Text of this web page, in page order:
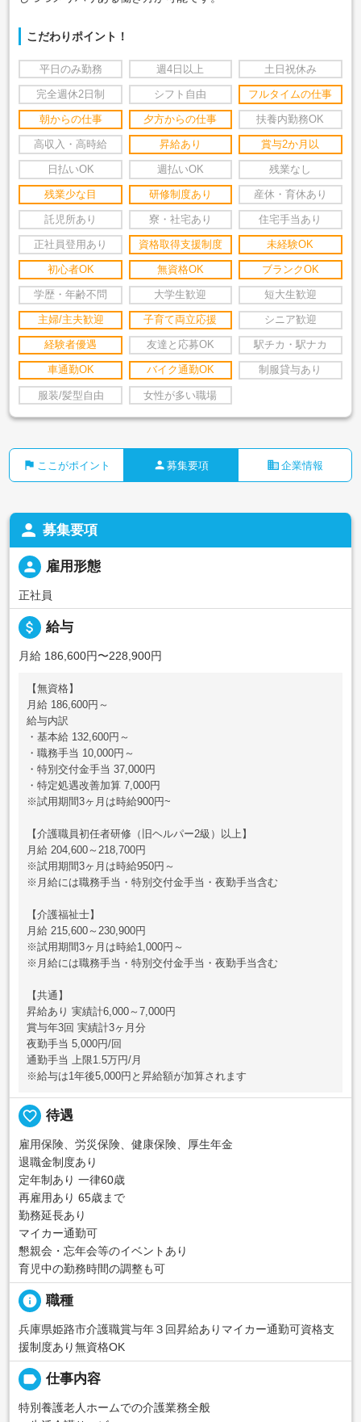
こだわりポイント！
平日のみ勤務 週4日以上 土日祝休み
完全週休2日制 シフト自由 フルタイムの仕事
朝からの仕事 夕方からの仕事 扶養内勤務OK
高収入・高時給 昇給あり 賞与2か月以
日払いOK 週払いOK 残業なし
残業少な目 研修制度あり 産休・育休あり
託児所あり 寮・社宅あり 住宅手当あり
正社員登用あり 資格取得支援制度 未経験OK
初心者OK 無資格OK ブランクOK
学歴・年齢不問 大学生歓迎 短大生歓迎
主婦/主夫歓迎 子育て両立応援 シニア歓迎
経験者優遇 友達と応募OK 駅チカ・駅ナカ
車通勤OK バイク通勤OK 制服貸与あり
服装/髪型自由 女性が多い職場
flag ここがポイント person 募集要項 business 企業情報
person 募集要項
person 雇用形態
正社員
attach_money 給与
月給 186,600円〜228,900円
【無資格】
月給 186,600円～
給与内訳
・基本給 132,600円～
・職務手当 10,000円～
・特別交付金手当 37,000円
・特定処遇改善加算 7,000円
※試用期間3ヶ月は時給900円~
【介護職員初任者研修（旧ヘルパー2級）以上】
月給 204,600～218,700円
※試用期間3ヶ月は時給950円～
※月給には職務手当・特別交付金手当・夜勤手当含む
【介護福祉士】
月給 215,600～230,900円
※試用期間3ヶ月は時給1,000円～
※月給には職務手当・特別交付金手当・夜勤手当含む
【共通】
昇給あり 実績計6,000～7,000円
賞与年3回 実績計3ヶ月分
夜勤手当 5,000円/回
通勤手当 上限1.5万円/月
※給与は1年後5,000円と昇給額が加算されます
favorite_border 待遇
雇用保険、労災保険、健康保険、厚生年金
退職金制度あり
定年制あり 一律60歳
再雇用あり 65歳まで
勤務延長あり
マイカー通勤可
懇親会・忘年会等のイベントあり
育児中の勤務時間の調整も可
info 職種
兵庫県姫路市介護職賞与年３回昇給ありマイカー通勤可資格支
援制度あり無資格OK
label 仕事内容
特別養護老人ホームでの介護業務全般